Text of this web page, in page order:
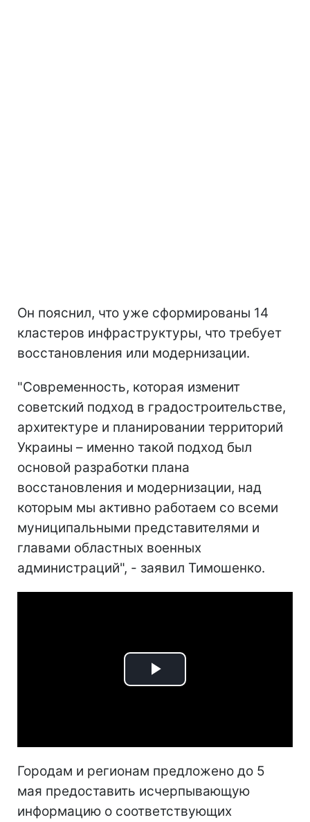
Он пояснил, что уже сформированы 14
кластеров инфраструктуры, что требует
восстановления или модернизации.
"Современность, которая изменит
советский подход в градостроительстве,
архитектуре и планировании территорий
Украины – именно такой подход был
основой разработки плана
восстановления и модернизации, над
которым мы активно работаем со всеми
муниципальными представителями и
главами областных военных
администраций", - заявил Тимошенко.
Play
Городам и регионам предложено до 5
мая предоставить исчерпывающую
информацию о соответствующих